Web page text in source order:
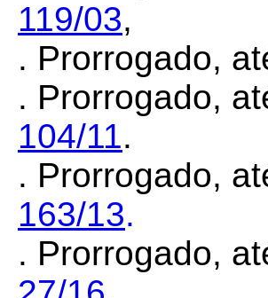
119/03,
. Prorrogado,
. Prorrogado,
104/11.
. Prorrogado,
163/13.
. Prorrogado,